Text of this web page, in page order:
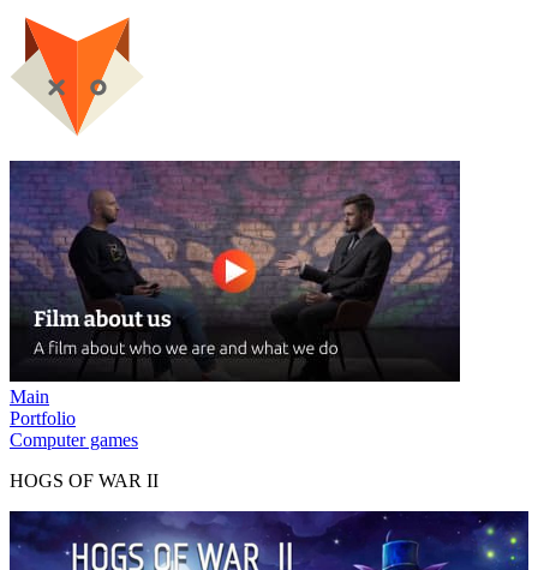
Main
Portfolio
Computer games
HOGS OF WAR II